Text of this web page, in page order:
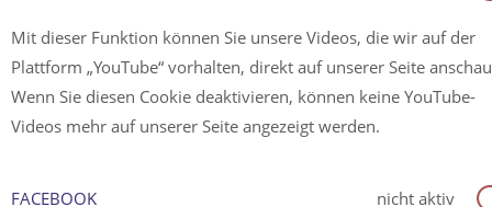
Mit dieser Funktion können Sie unsere Videos, die wir auf der
Plattform „YouTube“ vorhalten, direkt auf unserer Seite
Wenn Sie diesen Cookie deaktivieren, können keine YouTube-
Videos mehr auf unserer Seite angezeigt werden.
FACEBOOK nicht aktiv